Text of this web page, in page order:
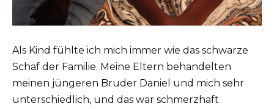
Als Kind fühlte ich mich immer wie das schwarze
Schaf der Familie. Meine Eltern behandelten
meinen jüngeren Bruder Daniel und mich sehr
unterschiedlich, und das war schmerzhaft